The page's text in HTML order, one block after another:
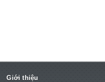
Giới thiệu